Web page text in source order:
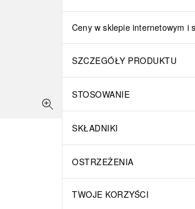
Ceny w sklepie internetowym i
SZCZEGÓŁY PRODUKTU
STOSOWANIE
SKŁADNIKI
OSTRZEŻENIA
TWOJE KORZYŚCI